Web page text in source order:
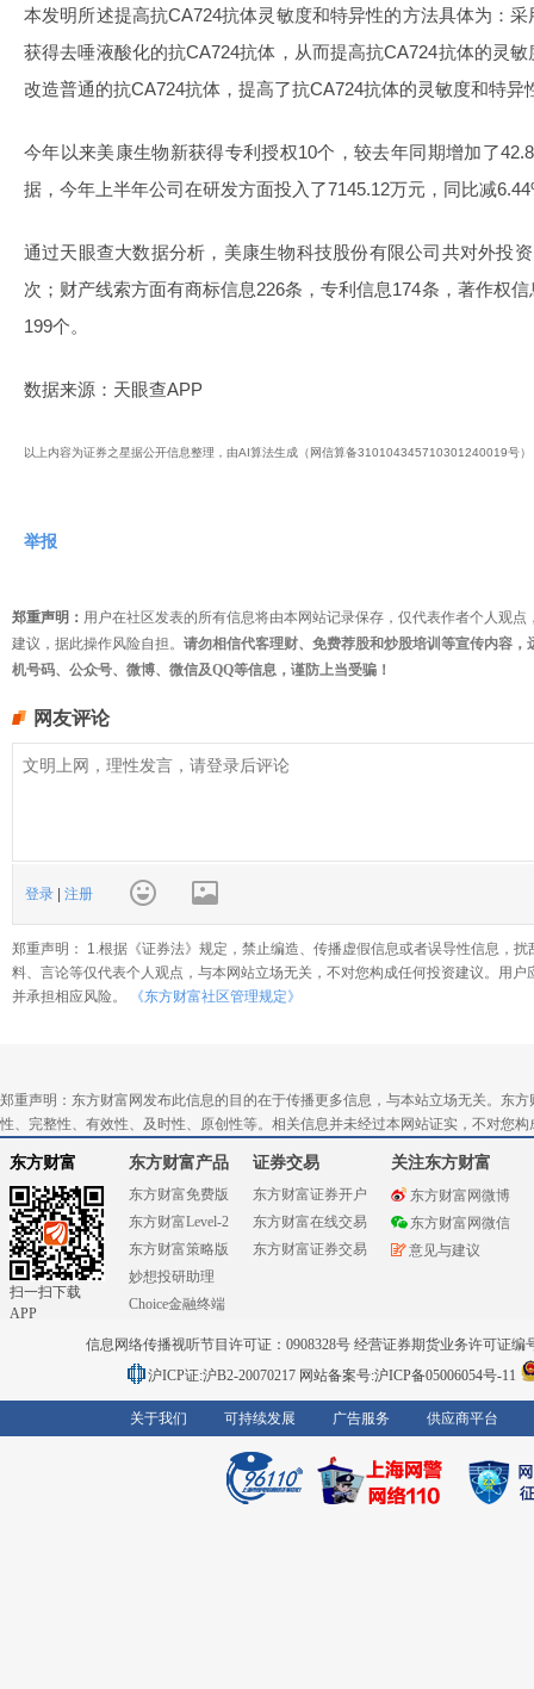
本发明所述提高抗CA724抗体灵敏度和特异性的方法具体为：
获得去唾液酸化的抗CA724抗体，从而提高抗CA724抗体的灵
改造普通的抗CA724抗体，提高了抗CA724抗体的灵敏度和特
今年以来美康生物新获得专利授权10个，较去年同期增加了
据，今年上半年公司在研发方面投入了7145.12万元，同比减
通过天眼查大数据分析，美康生物科技股份有限公司共对外投
次；财产线索方面有商标信息226条，专利信息174条，著作权
199个。
数据来源：天眼查APP
以上内容为证券之星据公开信息整理，由AI算法生成（网信算备310104345710301240019号
举报
郑重声明： 用户在社区发表的所有信息将由本网站记录保存，仅代表作者个人观
建议，据此操作风险自担。 请勿相信代客理财、免费荐股和炒股培训等宣传内容
机号码、公众号、微博、微信及QQ等信息，谨防上当受骗！
网友评论
登录 注册
郑重声明： 1.根据《证券法》规定，禁止编造、传播虚假信息或者误导性信息，
料、言论等仅代表个人观点，与本网站立场无关，不对您构成任何投资建议。用
并承担相应风险。
《东方财富社区管理规定》
郑重声明：东方财富网发布此信息的目的在于传播更多信息，与本站立场无关。东
性、完整性、有效性、及时性、原创性等。相关信息并未经过本网站证实，不对您
东方财富
扫一扫下载
APP
东方财富产品
东方财富免费版
东方财富Level-2
东方财富策略版
妙想投研助理
Choice金融终端
证券交易
东方财富证券开户
东方财富在线交易
东方财富证券交易
关注东方财富
东方财富网微博
东方财富网微信
意见与建议
信息网络传播视听节目许可证：0908328号 经营证券期货业务许可证编
沪ICP证:沪B2-20070217 网站备案号:沪ICP备05006054号-11
关于我们 可持续发展 广告服务 供应商平台